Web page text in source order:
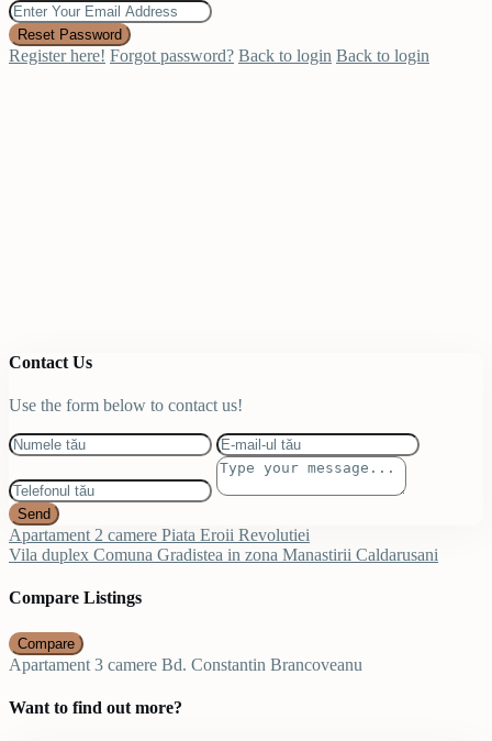
Reset Password
Register here! Forgot password? Back to login Back to login
Contact Us
Use the form below to contact us!
Send
Apartament 2 camere Piata Eroii Revolutiei
Vila duplex Comuna Gradistea in zona Manastirii Caldarusani
Compare Listings
Compare
Apartament 3 camere Bd. Constantin Brancoveanu
Want to find out more?